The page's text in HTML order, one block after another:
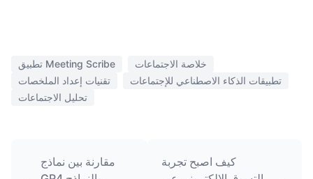
تطبيق Meeting Scribe
خلاصة الاجتماعات
تقنيات إعداد الملخصات
تطبيقات الذكاء الاصطناعي للإجتماعات
تحليل الاجتماعات
مقارنة بين نماذج
كيف اصبح تجربة